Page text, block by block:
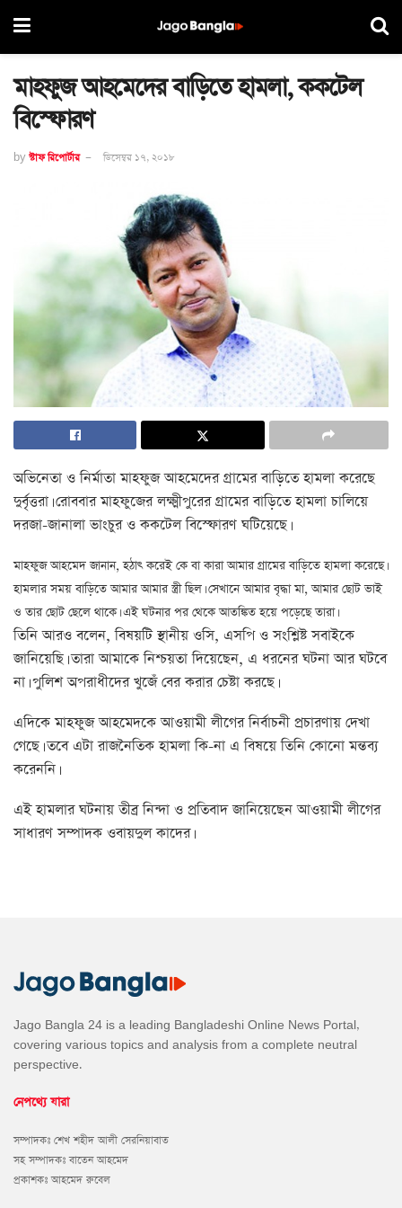
মাহফুজ আহমেদের বাড়িতে হামলা, ককটেল
বিস্ফোরণ
by স্টাফ রিপোর্টার ডিসেম্বর ১৭, ২০১৮
অভিনেতা ও নির্মাতা মাহফুজ আহমেদের গ্রামের বাড়িতে হামলা করেছে
দুর্বৃত্তরা। রোববার মাহফুজের লক্ষ্মীপুরের গ্রামের বাড়িতে হামলা চালিয়ে
দরজা-জানালা ভাংচুর ও ককটেল বিস্ফোরণ ঘটিয়েছে।
মাহফুজ আহমেদ জানান, হঠাৎ করেই কে বা কারা আমার গ্রামের বাড়িতে হামলা করেছে।
হামলার সময় বাড়িতে আমার আমার স্ত্রী ছিল। সেখানে আমার বৃদ্ধা মা, আমার ছোট ভাই
ও তার ছোট ছেলে থাকে। এই ঘটনার পর থেকে আতঙ্কিত হয়ে পড়েছে তারা।
তিনি আরও বলেন, বিষয়টি স্থানীয় ওসি, এসপি ও সংশ্লিষ্ট সবাইকে
জানিয়েছি। তারা আমাকে নিশ্চয়তা দিয়েছেন, এ ধরনের ঘটনা আর ঘটবে
না। পুলিশ অপরাধীদের খুজেঁ বের করার চেষ্টা করছে।
এদিকে মাহফুজ আহমেদকে আওয়ামী লীগের নির্বাচনী প্রচারণায় দেখা
গেছে। তবে এটা রাজনৈতিক হামলা কি-না এ বিষয়ে তিনি কোনো মন্তব্য
করেননি।
এই হামলার ঘটনায় তীব্র নিন্দা ও প্রতিবাদ জানিয়েছেন আওয়ামী লীগের
সাধারণ সম্পাদক ওবায়দুল কাদের।
Jago Bangla 24 is a leading Bangladeshi Online News Portal,
covering various topics and analysis from a complete neutral
perspective.
নেপথ্যে যারা
সম্পাদকঃ শেখ শহীদ আলী সেরনিয়াবাত
সহ সম্পাদকঃ বাতেন আহমেদ
প্রকাশকঃ আহমেদ রুবেল